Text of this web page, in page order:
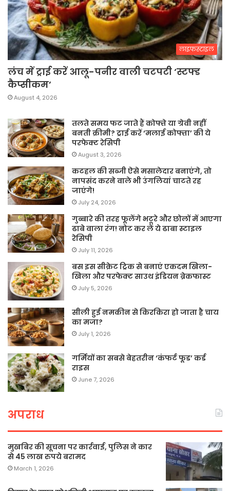
लाइफस्टाइल
लंच में ट्राई करें आलू-पनीर वाली चटपटी ‘स्टफ्ड
कैप्सीकम’
August 4, 2026
तलते समय फट जाते हैं कोफ्ते या ग्रेवी नहीं
बनती क्रीमी? ट्राई करें ‘मलाई कोफ्ता’ की ये
परफेक्ट रेसिपी
August 3, 2026
कटहल की सब्जी ऐसे मसालेदार बनाएंगे, तो
नापसंद करने वाले भी उंगलियां चाटते रह
जाएंगे!
July 24, 2026
गुब्बारे की तरह फूलेंगे भटूरे और छोलों में आएगा
ढाबे वाला रंग! नोट कर लें ये ढाबा स्टाइल
रेसिपी
July 11, 2026
बस इस सीक्रेट ट्रिक से बनाएं एकदम खिला-
खिला और परफेक्ट साउथ इंडियन ब्रेकफास्ट
July 5, 2026
सीली हुई नमकीन से किरकिरा हो जाता है चाय
का मजा?
July 1, 2026
गर्मियों का सबसे बेहतरीन ‘कंफर्ट फूड’ कर्ड
राइस
June 7, 2026
अपराध
मुखबिर की सूचना पर कार्रवाई, पुलिस ने कार
से 45 लाख रुपये बरामद
March 1, 2026